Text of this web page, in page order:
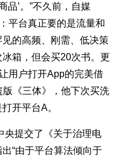
’。”不久前，自媒
平台真正要的是流量和
的高频、刚需、低决策
箱，但会买20次书。更
用户打开App的完美借
《三体》，他下次买洗
开平台A。
提交了《关于治理电
“由于平台算法倾向于